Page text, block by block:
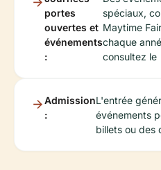
portes
ouvertes et
événements
:
spéciaux,
Maytime
chaque
consultez le
Admission
:
L'entrée
événements
billets ou des